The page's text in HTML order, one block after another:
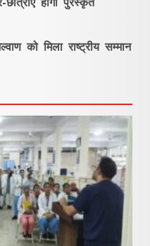
को मिला राष्ट्रीय सम्मान